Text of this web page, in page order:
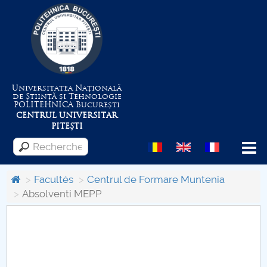
Universitatea Națională
de Știință și Tehnologie
POLITEHNICABucurești
CENTRUL UNIVERSITAR
PITEȘTI
Menu
Despre Universitate
Facultés
Centrul de Formare Muntenia
Absolventi MEPP